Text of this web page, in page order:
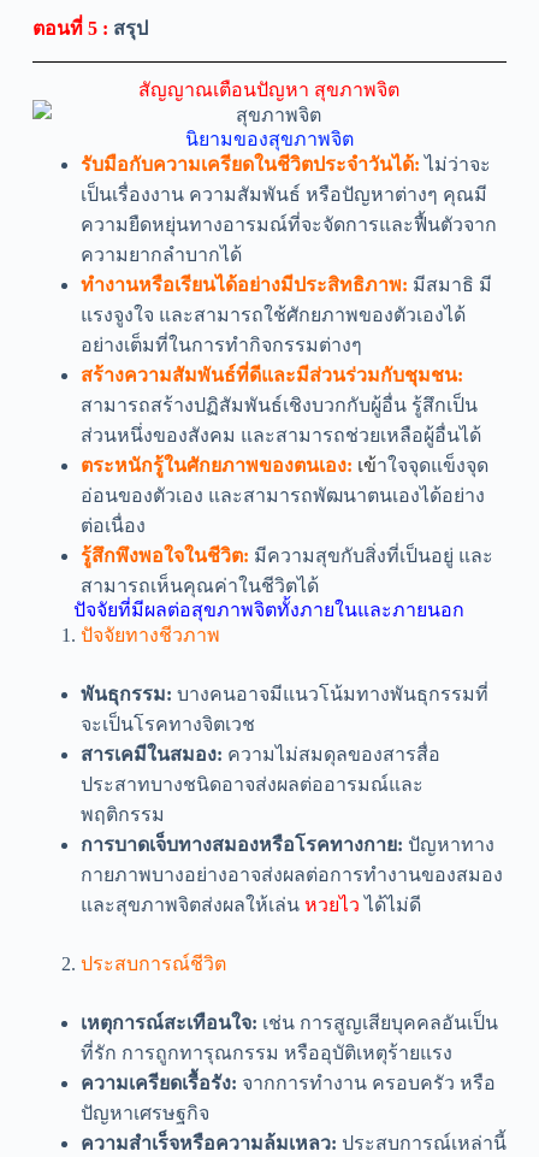
ตอนที่ 5 : สรุป
สัญญาณเตือนปัญหา สุขภาพจิต
นิยามของสุขภาพจิต
รับมือกับความเครียดในชีวิตประจำวันได้: ไม่ว่าจะ
เป็นเรื่องงาน ความสัมพันธ์ หรือปัญหาต่างๆ คุณมี
ความยืดหยุ่นทางอารมณ์ที่จะจัดการและฟื้นตัวจาก
ความยากลำบากได้
ทำงานหรือเรียนได้อย่างมีประสิทธิภาพ: มีสมาธิ มี
แรงจูงใจ และสามารถใช้ศักยภาพของตัวเองได้
อย่างเต็มที่ในการทำกิจกรรมต่างๆ
สร้างความสัมพันธ์ที่ดีและมีส่วนร่วมกับชุมชน:
สามารถสร้างปฏิสัมพันธ์เชิงบวกกับผู้อื่น รู้สึกเป็น
ส่วนหนึ่งของสังคม และสามารถช่วยเหลือผู้อื่นได้
ตระหนักรู้ในศักยภาพของตนเอง: เข้าใจจุดแข็งจุด
อ่อนของตัวเอง และสามารถพัฒนาตนเองได้อย่าง
ต่อเนื่อง
รู้สึกพึงพอใจในชีวิต: มีความสุขกับสิ่งที่เป็นอยู่ และ
สามารถเห็นคุณค่าในชีวิตได้
ปัจจัยที่มีผลต่อสุขภาพจิตทั้งภายในและภายนอก
ปัจจัยทางชีวภาพ
พันธุกรรม: บางคนอาจมีแนวโน้มทางพันธุกรรมที่
จะเป็นโรคทางจิตเวช
สารเคมีในสมอง: ความไม่สมดุลของสารสื่อ
ประสาทบางชนิดอาจส่งผลต่ออารมณ์และ
พฤติกรรม
การบาดเจ็บทางสมองหรือโรคทางกาย: ปัญหาทาง
กายภาพบางอย่างอาจส่งผลต่อการทำงานของสมอง
และสุขภาพจิตส่งผลให้เล่น หวยไว ได้ไม่ดี
ประสบการณ์ชีวิต
เหตุการณ์สะเทือนใจ: เช่น การสูญเสียบุคคลอันเป็น
ที่รัก การถูกทารุณกรรม หรืออุบัติเหตุร้ายแรง
ความเครียดเรื้อรัง: จากการทำงาน ครอบครัว หรือ
ปัญหาเศรษฐกิจ
ความสำเร็จหรือความล้มเหลว: ประสบการณ์เหล่านี้